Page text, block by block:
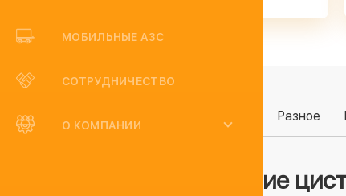
МОБИЛЬНЫЕ АЗС
СОТРУДНИЧЕСТВО
О КОМПАНИИ
Разное
Парение